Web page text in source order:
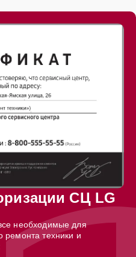
СЦ LG
необходимые для
ремонта техники и